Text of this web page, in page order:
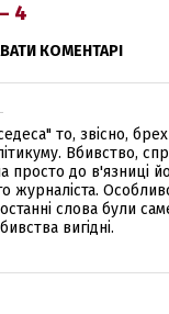
4
КОМЕНТАРІ
то, звісно,
Вбивство,
просто до в'язниці
журналіста.
слова були
вигідні.